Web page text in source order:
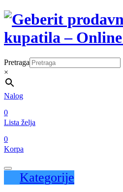
Pretraga
×
Nalog
0
Lista želja
0
Korpa
Kategorije